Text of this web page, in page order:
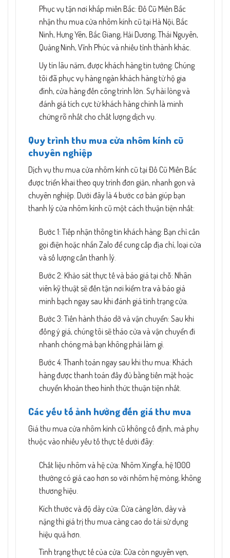
Phục vụ tận nơi khắp miền Bắc: Đồ Cũ Miền Bắc
nhận thu mua cửa nhôm kính cũ tại Hà Nội, Bắc
Ninh, Hưng Yên, Bắc Giang, Hải Dương, Thái Nguyên,
Quảng Ninh, Vĩnh Phúc và nhiều tỉnh thành khác.
Uy tín lâu năm, được khách hàng tin tưởng: Chúng
tôi đã phục vụ hàng ngàn khách hàng từ hộ gia
đình, cửa hàng đến công trình lớn. Sự hài lòng và
đánh giá tích cực từ khách hàng chính là minh
chứng rõ nhất cho chất lượng dịch vụ.
Quy trình thu mua cửa nhôm kính cũ
chuyên nghiệp
Dịch vụ thu mua cửa nhôm kính cũ tại Đồ Cũ Miền Bắc
được triển khai theo quy trình đơn giản, nhanh gọn và
chuyên nghiệp. Dưới đây là 4 bước cơ bản giúp bạn
thanh lý cửa nhôm kính cũ một cách thuận tiện nhất:
Bước 1: Tiếp nhận thông tin khách hàng: Bạn chỉ cần
gọi điện hoặc nhắn Zalo để cung cấp địa chỉ, loại cửa
và số lượng cần thanh lý.
Bước 2: Khảo sát thực tế và báo giá tại chỗ: Nhân
viên kỹ thuật sẽ đến tận nơi kiểm tra và báo giá
minh bạch ngay sau khi đánh giá tình trạng cửa.
Bước 3: Tiến hành tháo dỡ và vận chuyển: Sau khi
đồng ý giá, chúng tôi sẽ tháo cửa và vận chuyển đi
nhanh chóng mà bạn không phải làm gì.
Bước 4: Thanh toán ngay sau khi thu mua: Khách
hàng được thanh toán đầy đủ bằng tiền mặt hoặc
chuyển khoản theo hình thức thuận tiện nhất.
Các yếu tố ảnh hưởng đến giá thu mua
Giá thu mua cửa nhôm kính cũ không cố định, mà phụ
thuộc vào nhiều yếu tố thực tế dưới đây:
Chất liệu nhôm và hệ cửa: Nhôm Xingfa, hệ 1000
thường có giá cao hơn so với nhôm hệ mỏng, không
thương hiệu.
Kích thước và độ dày cửa: Cửa càng lớn, dày và
nặng thì giá trị thu mua càng cao do tái sử dụng
hiệu quả hơn.
Tình trạng thực tế của cửa: Cửa còn nguyên vẹn,